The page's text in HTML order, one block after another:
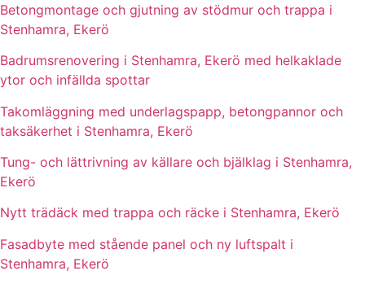
Betongmontage och gjutning av stödmur och trappa i
Stenhamra, Ekerö
Badrumsrenovering i Stenhamra, Ekerö med helkaklade
ytor och infällda spottar
Takomläggning med underlagspapp, betongpannor och
taksäkerhet i Stenhamra, Ekerö
Tung- och lättrivning av källare och bjälklag i Stenhamra,
Ekerö
Nytt trädäck med trappa och räcke i Stenhamra, Ekerö
Fasadbyte med stående panel och ny luftspalt i
Stenhamra, Ekerö